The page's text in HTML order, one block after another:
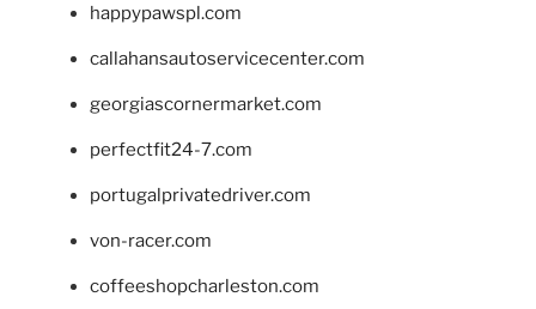
happypawspl.com
callahansautoservicecenter.com
georgiascornermarket.com
perfectfit24-7.com
portugalprivatedriver.com
von-racer.com
coffeeshopcharleston.com